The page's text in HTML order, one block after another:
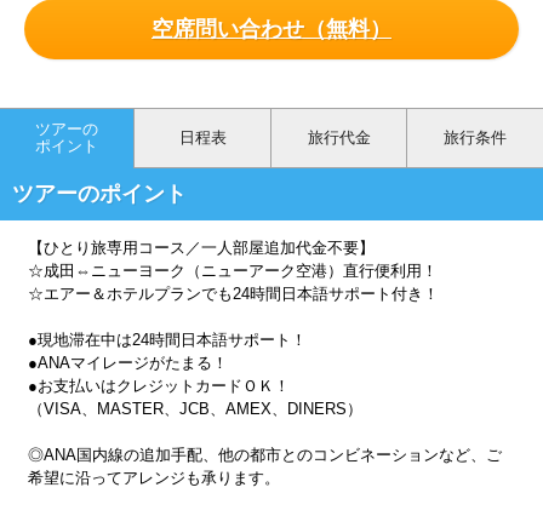
空席問い合わせ（無料）
ツアーの
ポイント
日程表 旅行代金 旅行条件
ツアーのポイント
【ひとり旅専用コース／一人部屋追加代金不要】
☆成田⇔ニューヨーク（ニューアーク空港）直行便利用！
☆エアー＆ホテルプランでも24時間日本語サポート付き！
●現地滞在中は24時間日本語サポート！
●ANAマイレージがたまる！
●お支払いはクレジットカードＯＫ！
（VISA、MASTER、JCB、AMEX、DINERS）
◎ANA国内線の追加手配、他の都市とのコンビネーションなど、ご
希望に沿ってアレンジも承ります。